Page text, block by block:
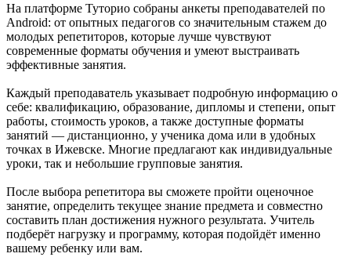
На платформе Туторио собраны анкеты преподавателей по
Android: от опытных педагогов со значительным стажем до
молодых репетиторов, которые лучше чувствуют
современные форматы обучения и умеют выстраивать
эффективные занятия.
Каждый преподаватель указывает подробную информацию о
себе: квалификацию, образование, дипломы и степени, опыт
работы, стоимость уроков, а также доступные форматы
занятий — дистанционно, у ученика дома или в удобных
точках в Ижевске. Многие предлагают как индивидуальные
уроки, так и небольшие групповые занятия.
После выбора репетитора вы сможете пройти оценочное
занятие, определить текущее знание предмета и совместно
составить план достижения нужного результата. Учитель
подберёт нагрузку и программу, которая подойдёт именно
вашему ребенку или вам.